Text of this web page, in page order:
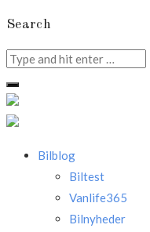
Search
Search
for:
Bilblog
Biltest
Vanlife365
Bilnyheder